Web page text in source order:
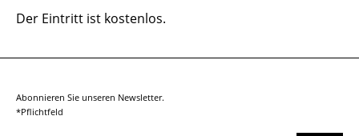
Der Eintritt ist kostenlos.
Abonnieren Sie unseren Newsletter.
*Pflichtfeld